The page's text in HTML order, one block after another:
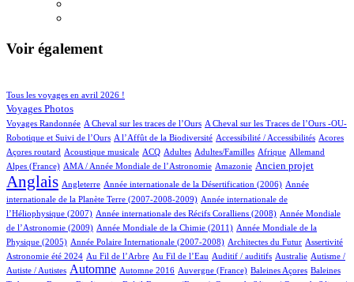
Voir également
Tous les voyages en avril 2026 !
205/884
Voyages Photos
152/884
Voyages Randonnée
4/884 A Cheval sur les traces de l’Ours
5/884
A Cheval sur les Traces de l’Ours -OU-
Robotique et Suivi de l’Ours
4/884 A l’Affût de la Biodiversité
2/884 Accessibilité / Accessibilités
5/884 Acores
1/884
Açores routard
2/884 Acoustique musicale
100/884 ACQ
27/884 Adultes
13/884 Adultes/Familles
2/884 Afrique
66/884 Allemand
18/884
Alpes (France)
12/884 AMA / Année Mondiale de l’Astronomie
8/884 Amazonie
262/884 Ancien projet
682/884
Anglais
55/884 Angleterre
6/884 Année internationale de la Désertification (2006)
13/884
Année
internationale de la Planète Terre (2007-2008-2009)
4/884
Année internationale de
l’Héliophysique (2007)
1/884 Année internationale des Récifs Coralliens (2008)
12/884
Année Mondiale
de l’Astronomie (2009)
3/884 Année Mondiale de la Chimie (2011)
15/884
Année Mondiale de la
Physique (2005)
5/884 Année Polaire Internationale (2007-2008)
4/884 Architectes du Futur
2/884 Assertivité
63/884
Astronomie été 2024
23/884 Au Fil de l’Arbre
16/884 Au Fil de l’Eau
2/884 Auditif / auditifs
1/884 Australie
2/884
Autisme /
Autiste / Autistes
424/884 Automne
4/884 Automne 2016
4/884 Auvergne (France)
1/884 Baleines Açores
2/884
Baleines